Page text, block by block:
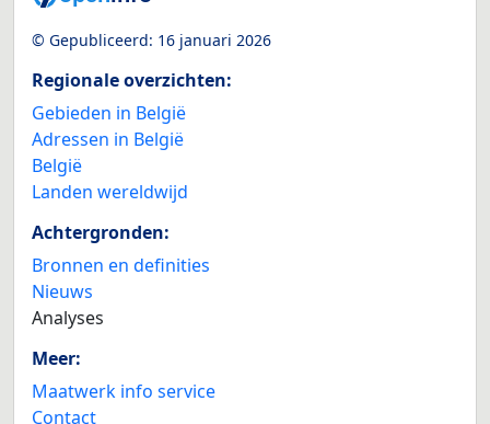
© Gepubliceerd: 16 januari 2026
Regionale overzichten:
Gebieden in België
Adressen in België
België
Landen wereldwijd
Achtergronden:
Bronnen en definities
Nieuws
Analyses
Meer:
Maatwerk info service
Contact